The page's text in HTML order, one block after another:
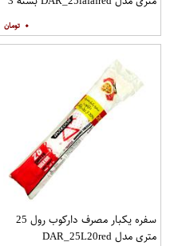
۰
سفره یکبار مصرف دارکوب رول 25
متری مدل DAR_25L20red